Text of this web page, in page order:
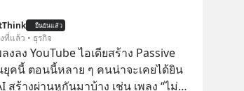
ยืนยันแล้ว
ที่แล้ว • ธุรกิจ
งลง YouTube ไอเดียสร้าง Passive
ยุคนี้ ตอนนี้หลาย ๆ คนน่าจะเคยได้ยิน
สร้างผ่านหูกันมาบ้าง เช่น เพลง “ไม่มี